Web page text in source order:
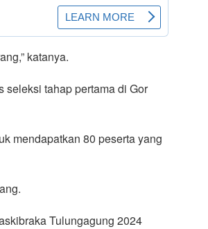
katanya.
seleksi tahap pertama di Gor
mendapatkan 80 peserta yang
Tulungagung 2024